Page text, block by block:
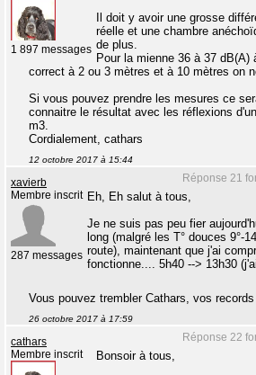
1 897 messages
Il doit y avoir une grosse
réelle et une chambre
de plus.
Pour la mienne 36 à 37 dB(A)
correct à 2 ou 3 mètres et à 10 mètres on
Si vous pouvez prendre les mesures ce
connaitre le résultat avec les réflexions
m3.
Cordialement, cathars
12 octobre 2017 à 15:44
Réponse 21
xavierb
Membre inscrit
287 messages
Eh, Eh salut à tous,
Je ne suis pas peu fier
long (malgré les T° douces 9°-
route), maintenant que j'ai
fonctionne.... 5h40 --> 13h30
Vous pouvez trembler Cathars, vos
26 octobre 2017 à 17:59
Réponse 22
cathars
Membre inscrit
Bonsoir à tous,